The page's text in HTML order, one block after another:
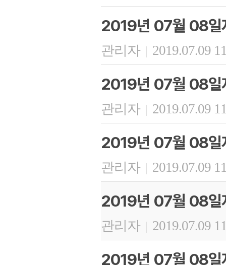
2019년 07월 08일
관리자 | 2019.07.09
2019년 07월 08일
관리자 | 2019.07.09
2019년 07월 08일
관리자 | 2019.07.09
2019년 07월 08일
관리자 | 2019.07.09
2019년 07월 08일